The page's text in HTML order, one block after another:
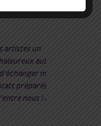
artistes un
autour
mais
préparés
nous ! À